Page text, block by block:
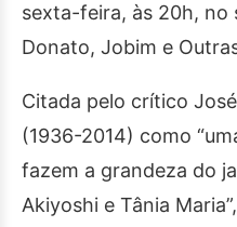
sexta-feira, às 20h, no
Donato, Jobim e
Citada pelo crítico
(1936-2014) como
fazem a grandeza do
Akiyoshi e Tânia